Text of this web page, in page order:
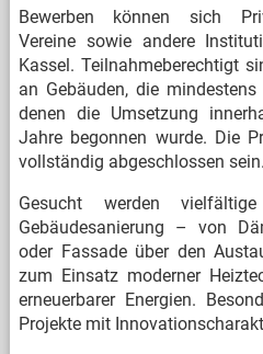
Bewerben können sich
Vereine sowie andere
Kassel. Teilnahmeberechtigt
an Gebäuden, die
denen die Umsetzung
Jahre begonnen wurde. Die
vollständig abgeschlossen sein.
Gesucht werden
Gebäudesanierung – von
oder Fassade über den
zum Einsatz moderner
erneuerbarer Energien.
Projekte mit